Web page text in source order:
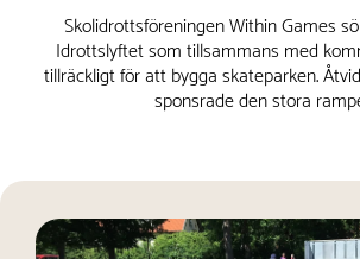
Skolidrottsföreningen Within Games
Idrottslyftet som tillsammans med
tillräckligt för att bygga skateparken.
sponsrade den stora